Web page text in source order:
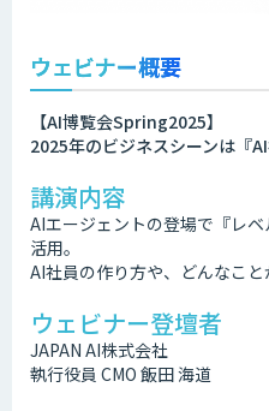
ウェビナー概要
【AI博覧会Spring2025】
2025年のビジネスシーンは『
講演内容
AIエージェントの登場で『レ
活用。
AI社員の作り方や、どんなこと
ウェビナー登壇者
JAPAN AI株式会社
執行役員 CMO 飯田 海道